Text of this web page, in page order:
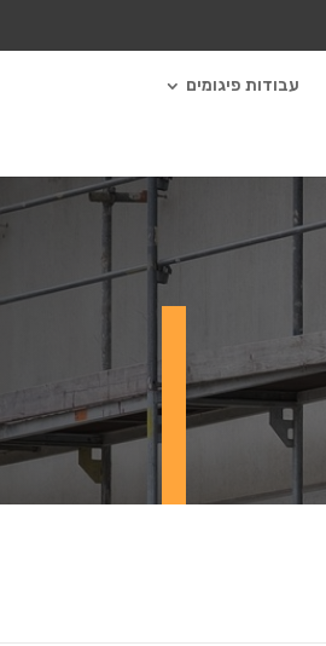
עבודות פיגומים